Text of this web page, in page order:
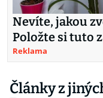
Nevíte, jakou
Položte si tuto
Reklama
Články z